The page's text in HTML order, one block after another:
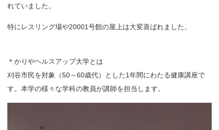
れていました。
特にレスリング場や20001号館の屋上は大変喜ばれました。
＊かりやヘルスアップ大学とは
刈谷市民を対象（50～60歳代）とした1年間にわたる健康講座で
す。本学の様々な学科の教員が講師を担当します。